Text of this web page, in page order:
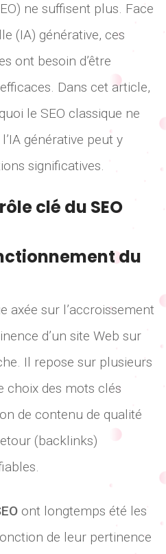
ne suffisent plus. Face
(IA) générative, ces
ont besoin d’être
Dans cet article,
le SEO classique ne
générative peut y
significatives.
clé du SEO
du
axée sur l’accroissement
d’un site Web sur
Il repose sur plusieurs
choix des mots clés
de contenu de qualité
(backlinks)
ont longtemps été les
de leur pertinence